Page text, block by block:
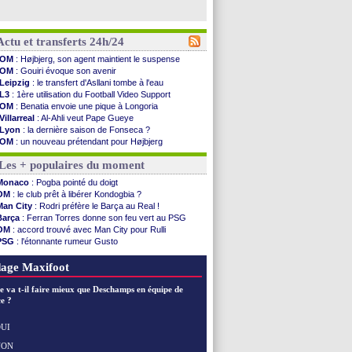
et transferts 24h/24
OM : Højbjerg, son agent maintient le suspense
OM : Gouiri évoque son avenir
Leipzig : le transfert d'Asllani tombe à l'eau
L3 : 1ère utilisation du Football Video Support
OM : Benatia envoie une pique à Longoria
Villarreal : Al-Ahli veut Pape Gueye
Lyon : la dernière saison de Fonseca ?
OM : un nouveau prétendant pour Højbjerg
Brest: un gardien norvégien en approche ?
OM: McCourt a versé 120 M€ en 2026
PSG: 4 retours dans le groupe face à Man Utd ...
Nice: Kevin Carlos va partir en Italie
L1 : prison avec sursis requis contre un arbitre
Leganés : c'est signé pour Luca Zidane (off.)
Atletico: Ruggeri en route pour Aston Villa
Monaco: Filipe Luis soutient Biereth
Lyon : Mangala prêté à Getafe (officiel)
Arsenal: Naples vise Gabriel Jesus
Man City: accord avec le Barça pour Rodri ?
Rennes
OM
+ populaires du moment
: Pogba pointé du doigt
: le club prêt à libérer Kondogbia ?
City : Rodri préfère le Barça au Real !
: Ferran Torres donne son feu vert au PSG
: accord trouvé avec Man City pour Rulli
: l'étonnante rumeur Gusto
: Owori battu à mort à Kampala
Maxifoot
va t-il faire mieux que Deschamps en équipe de
?